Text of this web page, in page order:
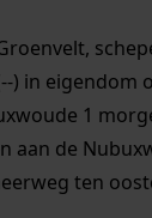
) in eigendom
1
aan de
ten